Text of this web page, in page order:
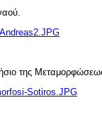
της
Sotiros.JPG